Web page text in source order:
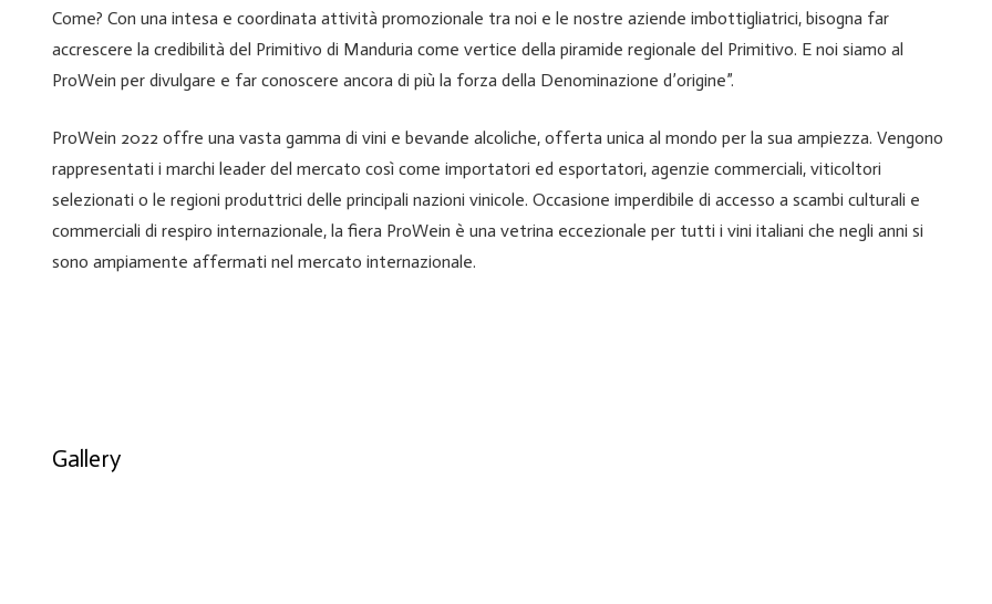
Come? Con una intesa e coordinata attività promozionale tra noi e le nostre aziende imbottigliatrici, bisogna far
accrescere la credibilità del Primitivo di Manduria come vertice della piramide regionale del Primitivo. E noi siamo al
ProWein per divulgare e far conoscere ancora di più la forza della Denominazione d’origine”.
ProWein 2022 offre una vasta gamma di vini e bevande alcoliche, offerta unica al mondo per la sua ampiezza. Vengono
rappresentati i marchi leader del mercato così come importatori ed esportatori, agenzie commerciali, viticoltori
selezionati o le regioni produttrici delle principali nazioni vinicole. Occasione imperdibile di accesso a scambi culturali e
commerciali di respiro internazionale, la fiera ProWein è una vetrina eccezionale per tutti i vini italiani che negli anni si
sono ampiamente affermati nel mercato internazionale.
Gallery